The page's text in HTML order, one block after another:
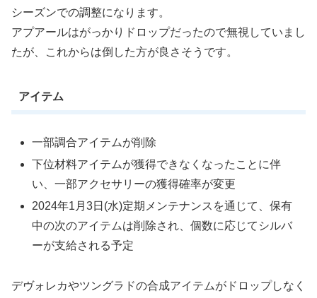
シーズンでの調整になります。
アプアールはがっかりドロップだったので無視していまし
たが、これからは倒した方が良さそうです。
アイテム
一部調合アイテムが削除
下位材料アイテムが獲得できなくなったことに伴
い、一部アクセサリーの獲得確率が変更
2024年1月3日(水)定期メンテナンスを通じて、保有
中の次のアイテムは削除され、個数に応じてシルバ
ーが支給される予定
デヴォレカやツングラドの合成アイテムがドロップしなく